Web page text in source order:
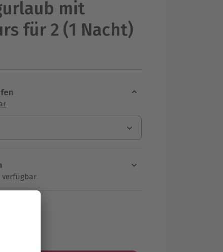
mit
für 2 (1 Nacht)
verfügbar
Schritt einen Termin aus